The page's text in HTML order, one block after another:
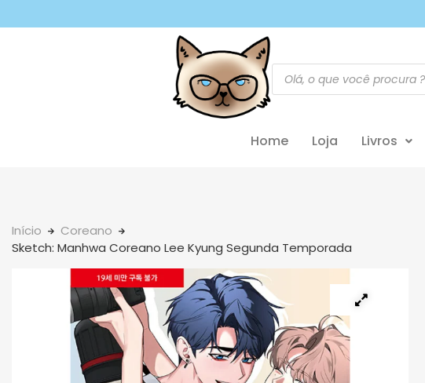
Home Loja Livros
Início
Coreano
Sketch: Manhwa Coreano Lee Kyung Segunda Temporada